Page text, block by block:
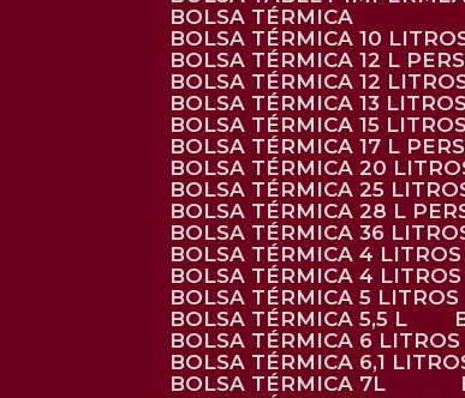
BOLSA TÉRMICA
BOLSA TÉRMICA 10
BOLSA TÉRMICA 12 L
BOLSA TÉRMICA 12
BOLSA TÉRMICA 13
BOLSA TÉRMICA 15 LITROS
BOLSA TÉRMICA 17 L
BOLSA TÉRMICA 20
BOLSA TÉRMICA 25
BOLSA TÉRMICA 28 L
BOLSA TÉRMICA 36
BOLSA TÉRMICA 4
BOLSA TÉRMICA 4
BOLSA TÉRMICA 5 LITROS
BOLSA TÉRMICA 5,5 L
BOLSA TÉRMICA 6 LITROS
BOLSA TÉRMICA 6,1
BOLSA TÉRMICA 7L